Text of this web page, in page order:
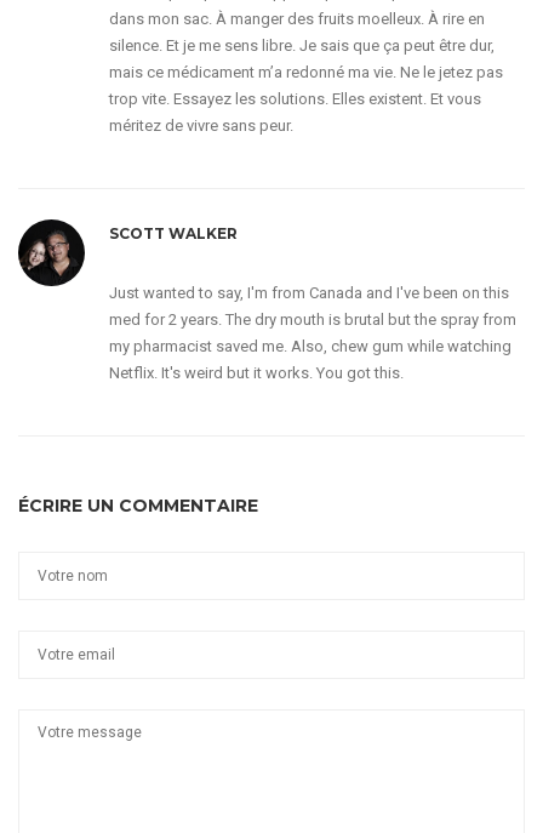
dans mon sac. À manger des fruits moelleux. À rire en
silence. Et je me sens libre. Je sais que ça peut être dur,
mais ce médicament m’a redonné ma vie. Ne le jetez pas
trop vite. Essayez les solutions. Elles existent. Et vous
méritez de vivre sans peur.
SCOTT WALKER
Just wanted to say, I'm from Canada and I've been on this
med for 2 years. The dry mouth is brutal but the spray from
my pharmacist saved me. Also, chew gum while watching
Netflix. It's weird but it works. You got this.
ÉCRIRE UN COMMENTAIRE